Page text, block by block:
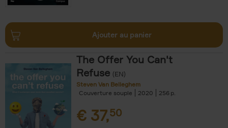
Ajouter au panier
The Offer You Can't
Refuse (EN)
Steven Van Belleghem
Couverture souple
2020 256
€ 37,50